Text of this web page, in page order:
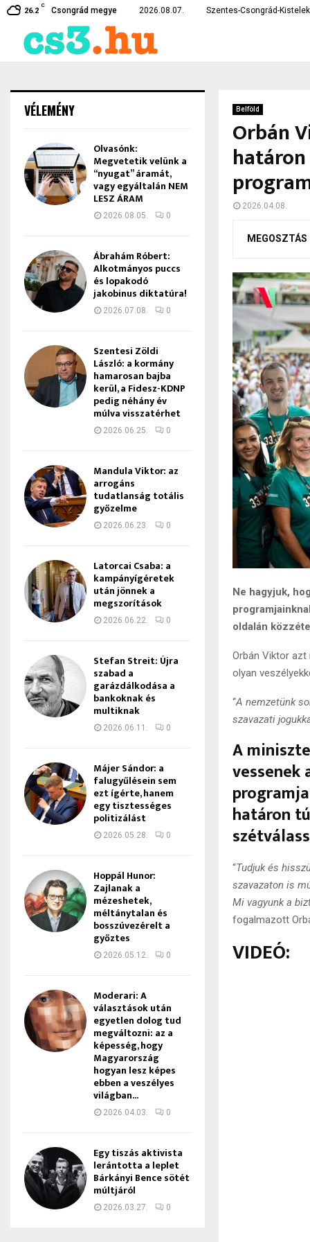
26.2
C
Csongrád megye 2026.08.07. Szentes-Csongrád-
Czirbus Gábor: Nem
Belföld
Orbán
2026.04.08.
MEGOSZTÁS
Ne hagyjuk,
oldalán
Orbán Viktor
olyan
“A nemzetünk
szavazati
A
határon
“Tudjuk és
szavazaton is
Mi vagyunk a
fogalmazott
VIDEÓ:
VÉLEMÉNY
Olvasónk:
Megvetetik velünk a
“nyugat” áramát,
vagy egyáltalán NEM
LESZ ÁRAM
2026.08.05. 0
Ábrahám Róbert:
Alkotmányos puccs
és lopakodó
jakobinus diktatúra!
2026.07.08. 0
Szentesi Zöldi
László: a kormány
hamarosan bajba
kerül, a Fidesz-KDNP
pedig néhány év
múlva visszatérhet
2026.06.25. 0
Mandula Viktor: az
arrogáns
tudatlanság totális
győzelme
2026.06.23. 0
Latorcai Csaba: a
kampányígéretek
után jönnek a
megszorítások
2026.06.22. 0
Stefan Streit: Újra
szabad a
garázdálkodása a
bankoknak és
multiknak
2026.06.11. 0
Májer Sándor: a
falugyűlésein sem
ezt ígérte, hanem
egy tisztességes
politizálást
2026.05.28. 0
Hoppál Hunor:
Zajlanak a
mézeshetek,
méltánytalan és
bosszúvezérelt a
győztes
2026.05.12. 0
Moderari: A
választások után
egyetlen dolog tud
megváltozni: az a
képesség, hogy
Magyarország
hogyan lesz képes
ebben a veszélyes
világban...
2026.04.03. 0
Egy tiszás aktivista
lerántotta a leplet
Bárkányi Bence sötét
múltjáról
2026.03.27. 0